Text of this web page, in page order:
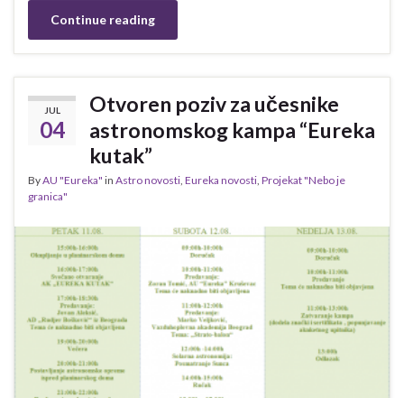
Continue reading
JUL
04
Otvoren poziv za učesnike
astronomskog kampa “Eureka
kutak”
ByAU "Eureka" in Astro novosti, Eureka novosti, Projekat "Nebo je
granica"